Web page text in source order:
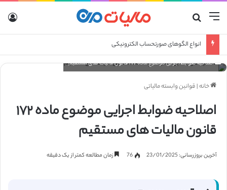
منو
انواع الگوهای صورتحساب الکترونیکی
اصلاحیه ضوابط اجرایی موضوع ماده ۱۷۲ قانون مالیات های مستقیم
خانه|قوانین وابسته مالیاتی
اصلاحیه ضوابط اجرایی موضوع ماده ۱۷۲
قانون مالیات های مستقیم
آخرین بروزرسانی: 23/01/2025 76 زمان مطالعه کمتر از یک دقیقه